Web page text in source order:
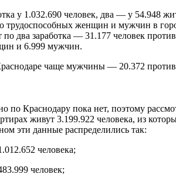
у 1.032.690 человек, два — у 54.948
трудоспособных женщин и мужчин в
два заработка — 31.177 человек
и 6.999 мужчин.
чаще мужчины — 20.372
по Краснодару пока нет, поэтому
живут 3.199.922 человека, из
эти данные распределились так:
человека;
человек;